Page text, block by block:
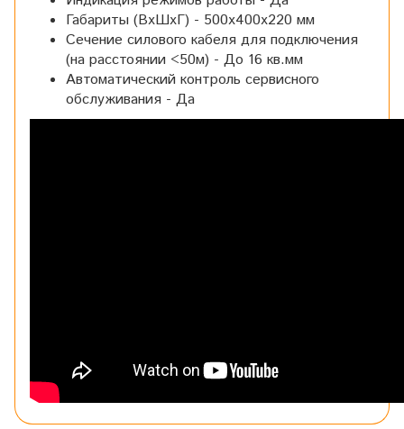
Габариты (ВхШхГ) - 500х400х220 мм
Сечение силового кабеля для подключения
(на расстоянии <50м) - До 16 кв.мм
Автоматический контроль сервисного
обслуживания - Да